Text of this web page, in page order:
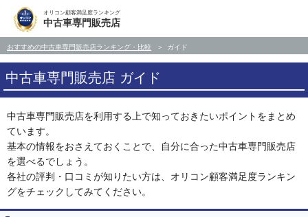
オリコン顧客満足度ランキング
中古車専門販売店
おすすめの中古車専門販売店ランキング・比較 ガイド
中古車専門販売店 ガイド
中古車専門販売店を利用する上で知っておきたいポイントをまとめ
ています。
基本の情報をおさえておくことで、自分に合った中古車専門販売店
を選べるでしょう。
各社の評判・口コミが知りたい方は、オリコン顧客満足度ランキン
グをチェックしてみてください。